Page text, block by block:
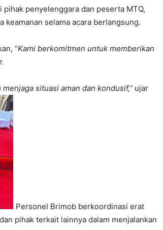
penyelenggara dan peserta MTQ,
keamanan selama acara berlangsung.
“Kami berkomitmen untuk memberikan
situasi aman dan kondusif,” ujar
Personel Brimob berkoordinasi erat
pihak terkait lainnya dalam menjalankan